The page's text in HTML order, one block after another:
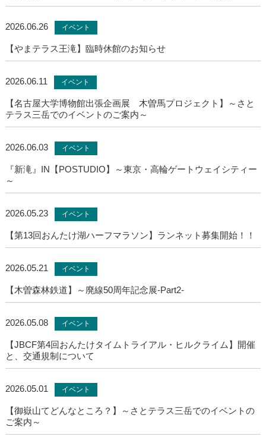
2026.06.26 イベント
【やまテラス王滝】臨時休館のお知らせ
2026.06.11 イベント
【名古屋大学博物館出張企画展 木曽馬プロジェクト】～さと
テラス三岳でのイベントのご案内～
2026.06.03 イベント
『新滝』IN【POSTUDIO】～東京・高輪ゲートウェイシティー
～
2026.05.23 イベント
【第13回おんたけ湖ハーフマラソン】ランネット募集開始！！
2026.05.21 イベント
【木曽森林鉄道】～廃線50周年記念展-Part2-
2026.05.08 イベント
【JBCF第4回おんたけタイムトライアル・ヒルクライム】開催
と、交通規制について
2026.05.01 イベント
【御嶽山てどんなところ？】～さとテラス三岳でのイベントの
ご案内～